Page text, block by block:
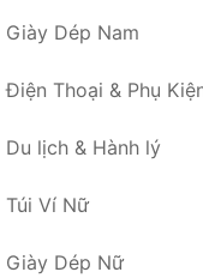
Giày Dép Nam
Điện Thoại & Phụ
Du lịch & Hành lý
Túi Ví Nữ
Giày Dép Nữ